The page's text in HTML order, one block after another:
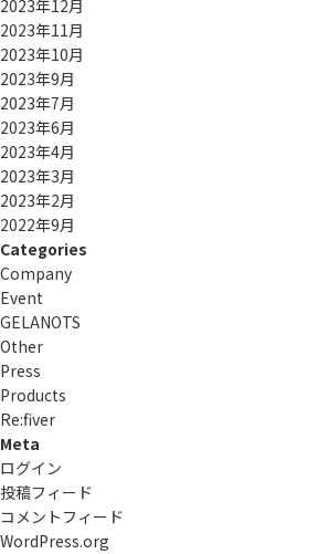
2023年12月
2023年11月
2023年10月
2023年9月
2023年7月
2023年6月
2023年4月
2023年3月
2023年2月
2022年9月
Categories
Company
Event
GELANOTS
Other
Press
Products
Re:ﬁver
Meta
ログイン
投稿フィード
コメントフィード
WordPress.org